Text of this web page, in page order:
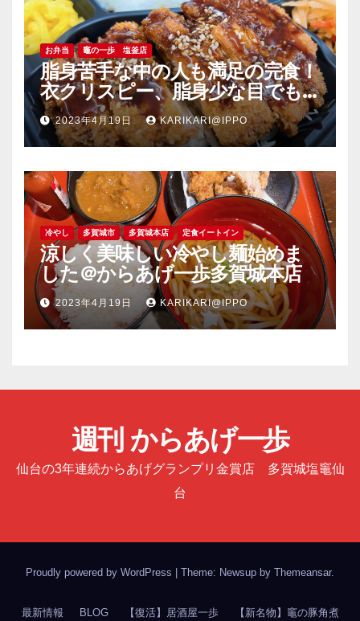
お弁当 竈の一歩 塩釜店
脂身苦手な中の人も満足の完食！
衣クリスピー、脂身少な目でも
旨い豚肉のソーストンカツ弁当
＠竈の一歩塩釜店
2023年4月19日 KARIKARI@IPPO
冷やし 多賀城市 多賀城本店 定食イートイン
涼しく美味しい冷やし麺始めま
した＠からあげ一歩多賀城本店
2023年4月19日 KARIKARI@IPPO
週刊 からあげ一歩
仙台の3年連続からあげグランプリ金賞店 多賀城塩竈仙
台
Proudly powered by WordPress | Theme: Newsup by Themeansar.
最新情報 BLOG 【復活】居酒屋一歩 【新名物】竈の豚角煮